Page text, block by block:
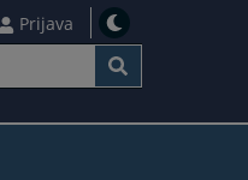
Prijava